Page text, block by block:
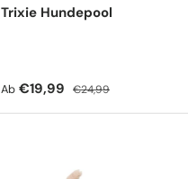
Trixie Hundepool
Verkaufspreis
Ab €19,99 Normaler Preis
€24,99